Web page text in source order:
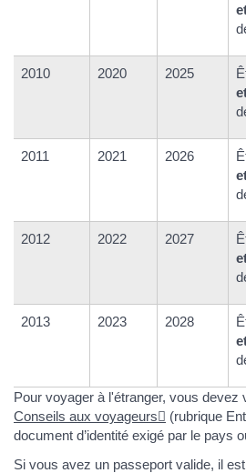
2010 2020 2025
2011 2021 2026
2012 2022 2027
2013 2023 2028
Pour voyager à l'étranger, vous devez
Conseils aux voyageurs
(rubrique
document d’identité exigé par le pays
Si vous avez un passeport valide, il